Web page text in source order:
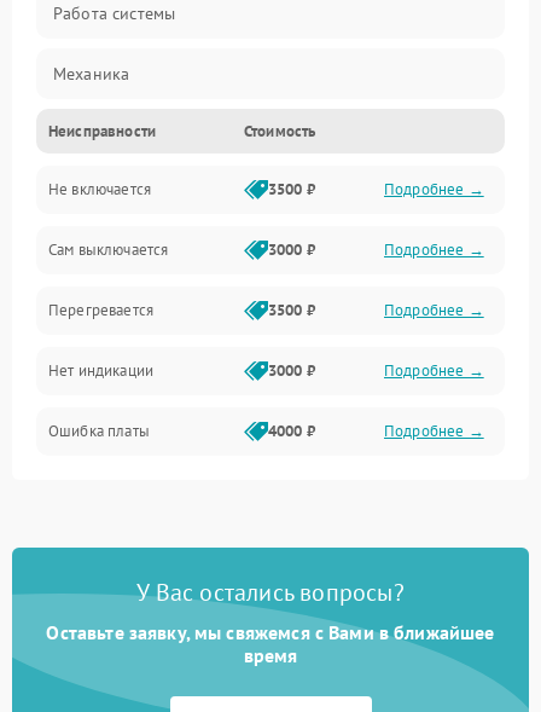
Работа системы
Механика
Неисправности Стоимость
Не включается 3500 ₽ Подробнее →
Сам выключается 3000 ₽ Подробнее →
Перегревается 3500 ₽ Подробнее →
Нет индикации 3000 ₽ Подробнее →
Ошибка платы 4000 ₽ Подробнее →
У Вас остались вопросы?
Оставьте заявку, мы свяжемся с Вами в ближайшее
время